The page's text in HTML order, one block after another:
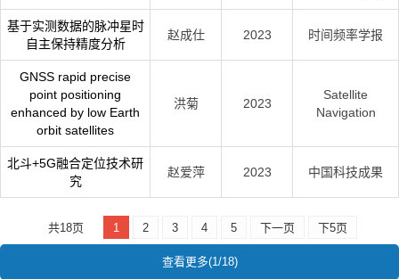
基于实测数据的脉冲星时
自主保持精度分析
赵成仕 2023 时间频率学报
GNSS rapid precise
point positioning
enhanced by low Earth
orbit satellites
洪菊 2023
Satellite
Navigation
北斗+5G融合定位技术研
究
赵爱萍 2023 中国科技成果
共18页 1 2 3 4 5 下一页 下5页
查看更多(1/18)